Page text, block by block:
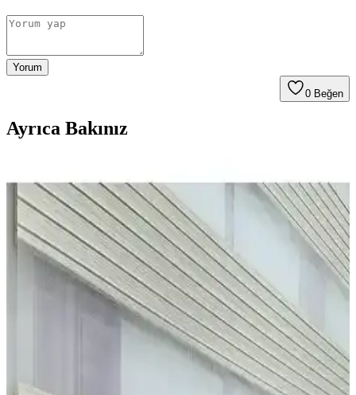
Yorum
0 Beğen
Ayrıca Bakınız
Stor Perde Seçenekleri Karşılaştırması: Bambu ve
Polyester Modellerin Özellikleri
İki farklı stor perde modeli detaylı karşılaştırılıyor. Bambu ve
polyester kumaşların özellikleri, montaj ve dayanıklılık gibi önemli
kriterler ele alınarak en uygun seçeneği belirlemenize yardımcı
Modern ve Fonksiyonel Stor Perdeler Ev
Dekorasyonunda Yenilikçi Çözüm Sunar
Şık tasarımı ve pratik kullanımıyla Blind-X Ithal Güneşlik Mat Stor
Perde, dayanıklı polyester yapısı ve kolay montajıyla evinizde